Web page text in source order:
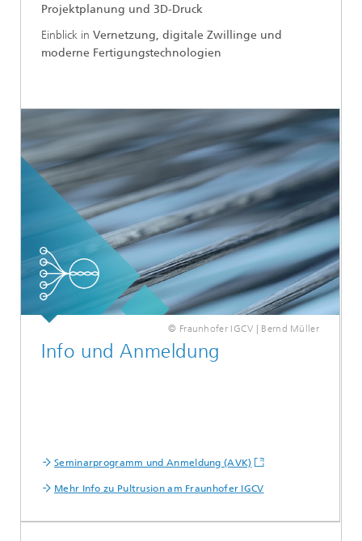
Projektplanung und 3D-Druck
Einblick in Vernetzung, digitale Zwillinge und
moderne Fertigungstechnologien
© Fraunhofer IGCV | Bernd Müller
Info und Anmeldung
Seminarprogramm und Anmeldung (AVK)
Mehr Info zu Pultrusion am Fraunhofer IGCV